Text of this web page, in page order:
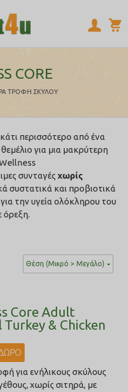
CORE
ΤΡΟΦΗ ΣΚΥΛΟΥ
περισσότερο από ένα
για μια μακρύτερη
συνταγές χωρίς
συστατικά και προβιοτικά
την υγεία ολόκληρου του
όρεξη.
Θέση (Μικρό > Μεγάλο)
Core Adult
& Chicken
για ενήλικους σκύλους
χωρίς σιτηρά, με